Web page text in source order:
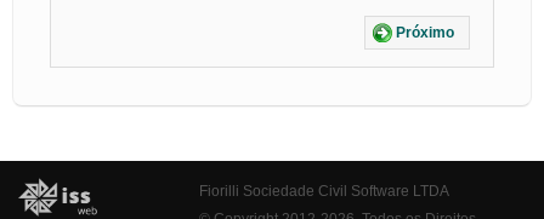
Próximo
Fiorilli Sociedade Civil Software LTDA